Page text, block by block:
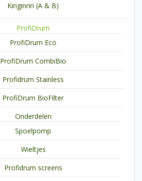
Kinginrin (A & B)
ProfiDrum
ProfiDrum Eco
ProfiDrum CombiBio
Profidrum Stainless
ProfiDrum BioFilter
Onderdelen
Spoelpomp
Wieltjes
Profidrum screens